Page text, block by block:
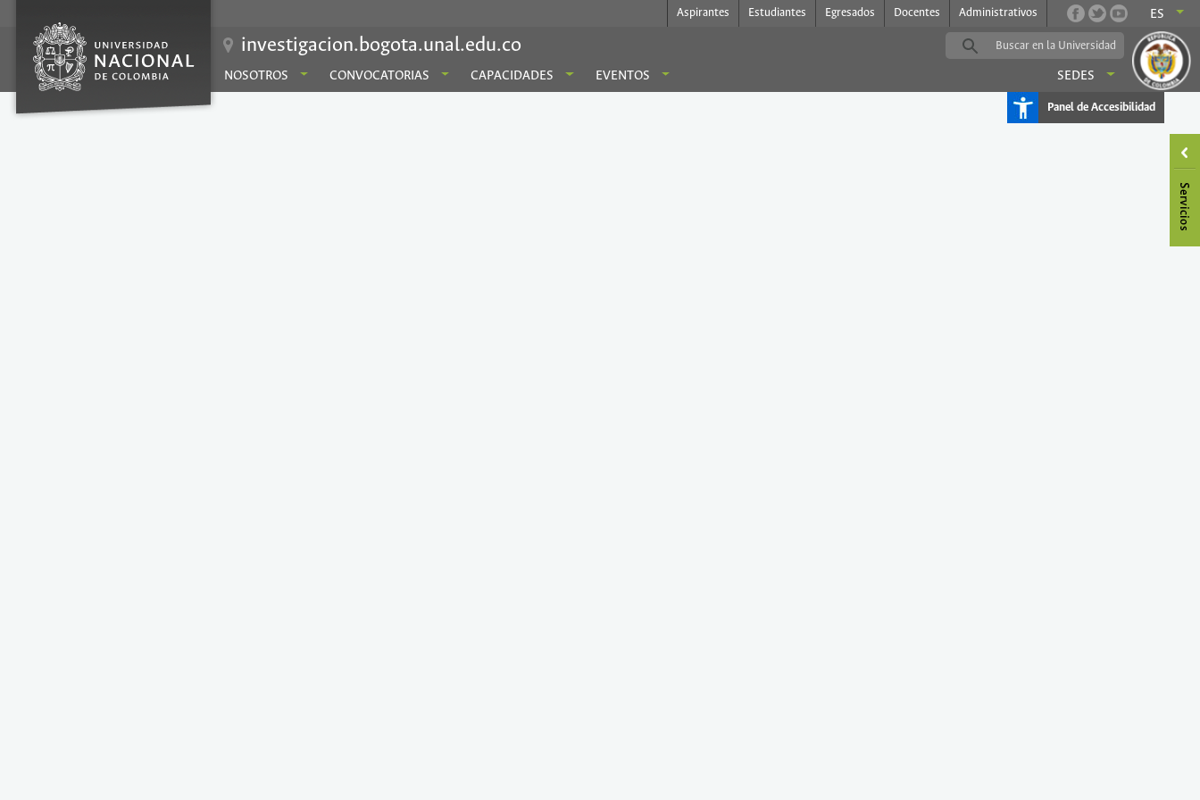
Aspirantes Estudiantes Egresados Docentes Administrativos ES
investigacion.bogota.unal.edu.co
NOSOTROS CONVOCATORIAS CAPACIDADES EVENTOS SEDES
Panel de Accesibilidad